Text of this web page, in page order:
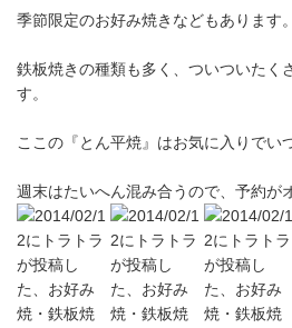
季節限定のお好み焼きなどもあります。
鉄板焼きの種類も多く、ついついたく
す。
ここの『とん平焼』はお気に入りでい
週末はたいへん混み合うので、予約が